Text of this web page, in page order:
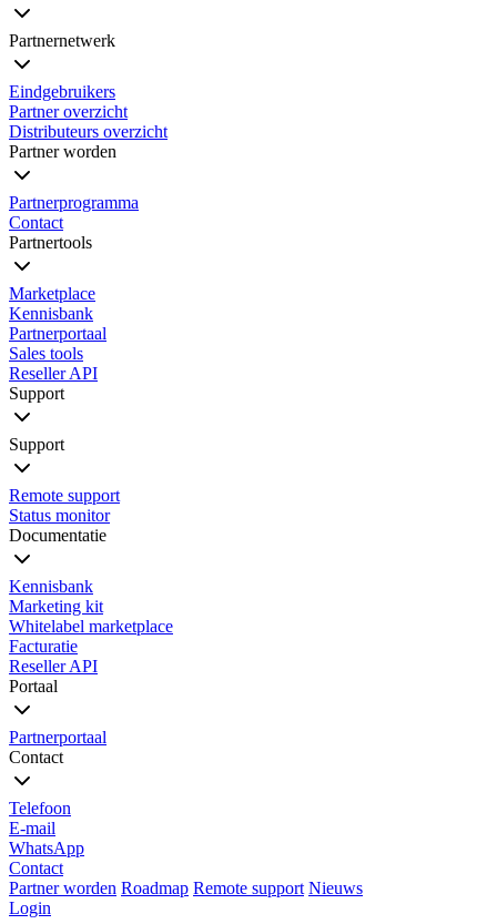
Partnernetwerk
Eindgebruikers
Partner overzicht
Distributeurs overzicht
Partner worden
Partnerprogramma
Contact
Partnertools
Marketplace
Kennisbank
Partnerportaal
Sales tools
Reseller API
Support
Support
Remote support
Status monitor
Documentatie
Kennisbank
Marketing kit
Whitelabel marketplace
Facturatie
Reseller API
Portaal
Partnerportaal
Contact
Telefoon
E-mail
WhatsApp
Contact
Partner worden Roadmap Remote support Nieuws
Login